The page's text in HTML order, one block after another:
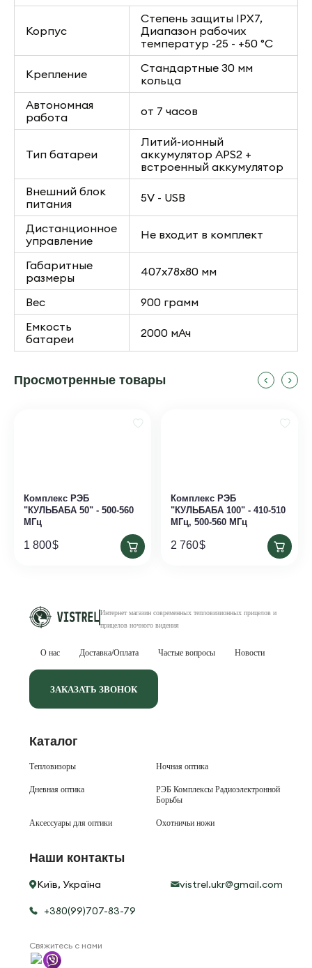
Корпус
Степень защиты IPХ7,
Диапазон рабочих
температур -25 - +50 °С
Крепление
Стандартные 30 мм
кольца
Автономная
работа
от 7 часов
Тип батареи
Литий-ионный
аккумулятор APS2 +
встроенный аккумулятор
Внешний блок
питания
5V - USB
Дистанционное
управление
Не входит в комплект
Габаритные
размеры
407x78x80 мм
Вес
900 грамм
Емкость
батареи
2000 мАч
Просмотренные товары
Комплекс РЭБ
"КУЛЬБАБА 50" - 500-560
МГц
1 800$
Комплекс РЭБ
"КУЛЬБАБА 100" - 410-510
МГц, 500-560 МГц
2 760$
Интернет магазин современных тепловизионныхприцелов и
прицелов ночного видения
О нас Доставка/Оплата Частые вопросы Новости
ЗАКАЗАТЬ ЗВОНОК
Каталог
Тепловизоры Ночная оптика
Дневная оптика
РЭБ Комплексы Радиоэлектронной
Борьбы
Аксессуары для оптики Охотничьи ножи
Наши контакты
Київ, Україна vistrel.ukr@gmail.com
+380(99)707-83-79
Свяжитесь с нами